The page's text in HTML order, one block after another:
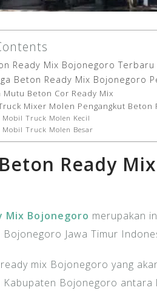
Ready Mix Bojonegoro Terbaru
Beton Ready Mix Bojonegoro
Mutu Beton Cor Ready Mix
Mixer Molen Pengangkut Beton
Mobil Truck Molen Kecil
Mobil Truck Molen Besar
Ready
Mix Bojonegoro merupakan
Bojonegoro Jawa Timur
mix Bojonegoro yang
Kabupaten Bojonegoro antara